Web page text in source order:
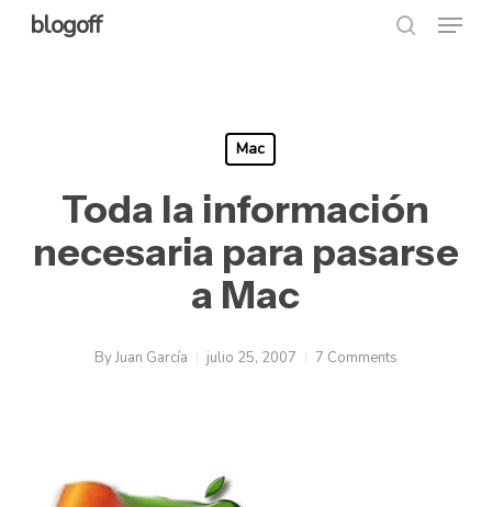
Skipblogoff Menu
Mac
Toda la información
necesaria para pasarse
a Mac
ByJuan García julio 25, 2007 7 Comments